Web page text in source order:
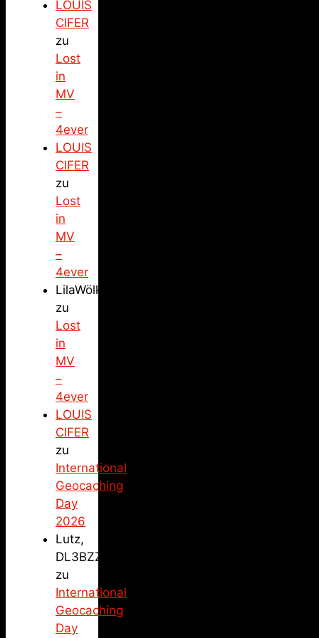
LOUIS
CIFER
zu
Lost
in
MV
–
4ever
LOUIS
CIFER
zu
Lost
in
MV
–
4ever
LilaWölkchen
zu
Lost
in
MV
–
4ever
LOUIS
CIFER
zu
International
Geocaching
Day
2026
Lutz,
DL3BZZ
zu
International
Geocaching
Day